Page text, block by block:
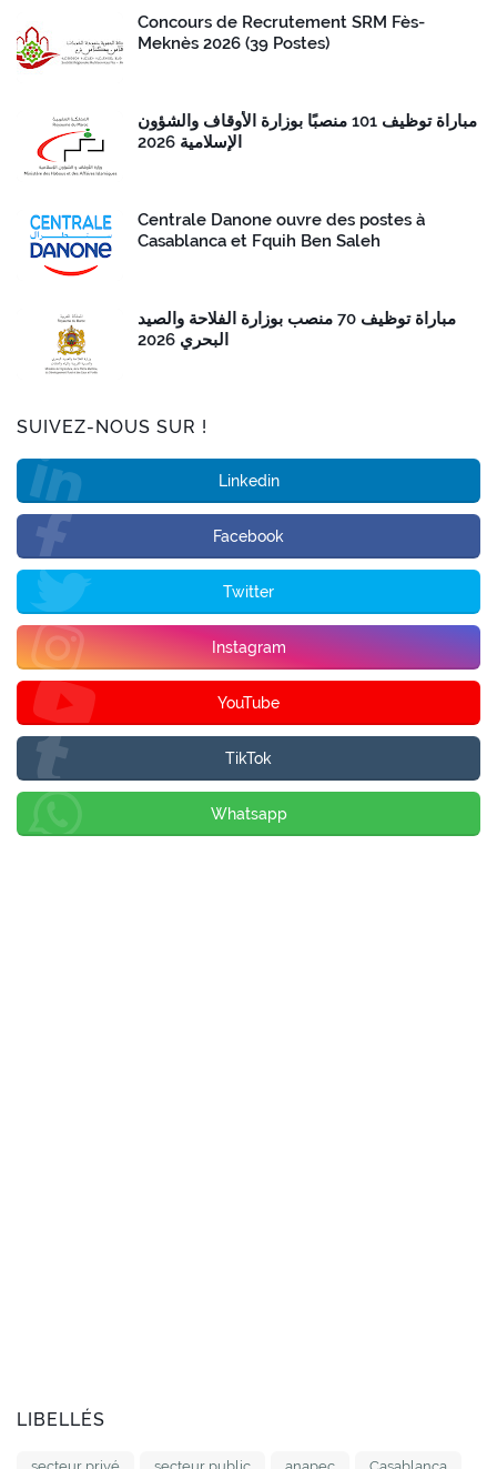
Concours de Recrutement SRM Fès-
Meknès 2026 (39 Postes)
مباراة توظيف 101 منصبًا بوزارة الأوقاف والشؤون
الإسلامية 2026
Centrale Danone ouvre des postes à
Casablanca et Fquih Ben Saleh
مباراة توظيف 70 منصب بوزارة الفلاحة والصيد
البحري 2026
SUIVEZ-NOUS SUR !
Linkedin
Facebook
Twitter
Instagram
YouTube
TikTok
Whatsapp
LIBELLÉS